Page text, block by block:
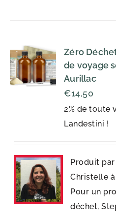
Zéro
de voyage
Aurillac
2% de toute
Landestini !
€14,50
Produit
Christelle
Pour un
déchet,